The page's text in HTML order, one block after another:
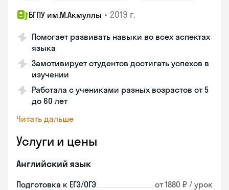
БГПУ им.М.Акмуллы • 2019 г.
Помогает развивать навыки во всех аспектах
языка
Замотивирует студентов достигать успехов в
изучении
Работала с учениками разных возрастов от 5
до 60 лет
Читать дальше
Услуги и цены
Английский язык
Подготовка к ЕГЭ/ОГЭ от 1880 ₽ / урок